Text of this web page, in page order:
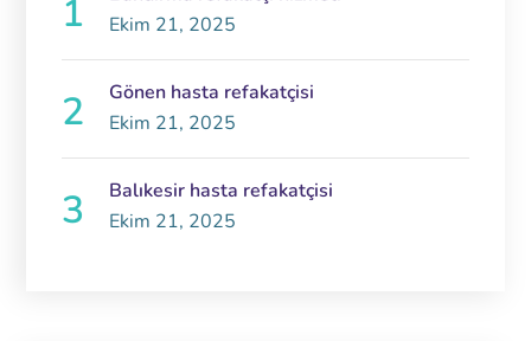
Ekim 21, 2025
Gönen hasta refakatçisi
Ekim 21, 2025
Balıkesir hasta refakatçisi
Ekim 21, 2025